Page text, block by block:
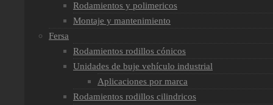
Rodamientos y polimericos
Montaje y mantenimiento
Fersa
Rodamientos rodillos cónicos
Unidades de buje vehículo industrial
Aplicaciones por marca
Rodamientos rodillos cilindricos